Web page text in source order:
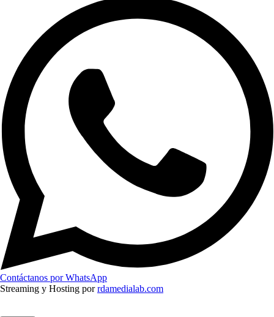
Contáctanos por WhatsApp
Streaming y Hosting porrdamedialab.com